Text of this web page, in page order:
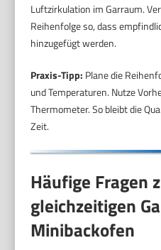
Luftzirkulation im Garraum.
Reihenfolge so, dass
hinzugefügt werden.
Praxis-Tipp: Plane die
und Temperaturen. Nutze
Thermometer. So bleibt die
Zeit.
Häufige Fragen
gleichzeitigen
Minibackofen